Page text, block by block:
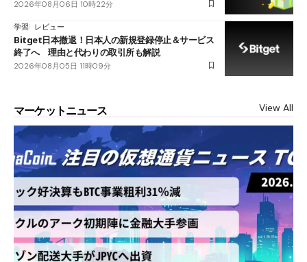
2026年08月06日 10時22分
学習 レビュー
Bitget日本撤退！日本人の新規登録停止＆サービス
終了へ 理由と代わりの取引所も解説
2026年08月05日 11時09分
マーケットニュース View All